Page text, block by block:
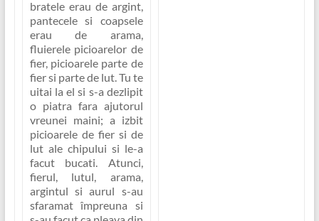
bratele erau de argint,
pantecele si coapsele
erau de arama,
fluierele picioarelor de
fier, picioarele parte de
fier si parte de lut. Tu te
uitai la el si s-a dezlipit
o piatra fara ajutorul
vreunei maini; a izbit
picioarele de fier si de
lut ale chipului si le-a
facut bucati. Atunci,
fierul, lutul, arama,
argintul si aurul s-au
sfaramat împreuna si